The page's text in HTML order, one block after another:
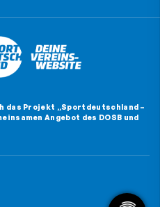
das Projekt „Sportdeutschland –
Angebot des DOSB und